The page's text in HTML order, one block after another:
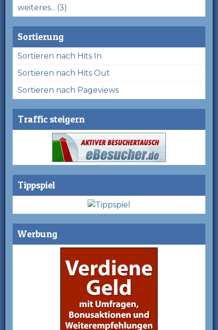
weiteres... (3)
Sortierung
Sortieren nach Hits In
Sortieren nach Hits Out
Sortieren nach Pageviews
Traffic steigern
Tippspiel
Werbung